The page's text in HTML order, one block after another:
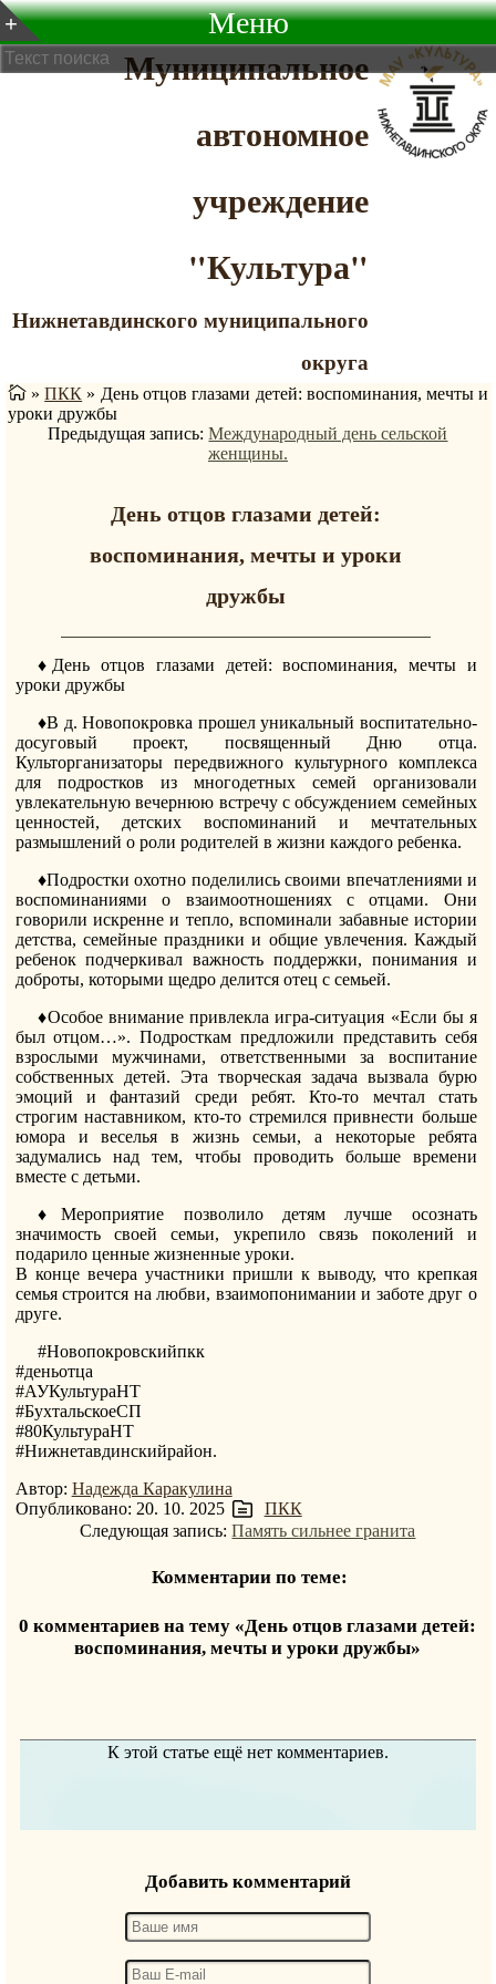
Муниципальное
автономное
учреждение
"Культура"
Нижнетавдинского муниципального
округа
Меню
» ПКК » День отцов глазами детей: воспоминания, мечты и
уроки дружбы
Предыдущая запись:Международный день сельской
женщины.
День отцов глазами детей:
воспоминания, мечты и уроки
дружбы
♦️День отцов глазами детей: воспоминания, мечты и
уроки дружбы
♦️В д. Новопокровка прошел уникальный воспитательно-
досуговый проект, посвященный Дню отца.
Культорганизаторы передвижного культурного комплекса
для подростков из многодетных семей организовали
увлекательную вечернюю встречу с обсуждением семейных
ценностей, детских воспоминаний и мечтательных
размышлений о роли родителей в жизни каждого ребенка.
♦️Подростки охотно поделились своими впечатлениями и
воспоминаниями о взаимоотношениях с отцами. Они
говорили искренне и тепло, вспоминали забавные истории
детства, семейные праздники и общие увлечения. Каждый
ребенок подчеркивал важность поддержки, понимания и
доброты, которыми щедро делится отец с семьей.
♦️Особое внимание привлекла игра-ситуация «Если бы я
был отцом…». Подросткам предложили представить себя
взрослыми мужчинами, ответственными за воспитание
собственных детей. Эта творческая задача вызвала бурю
эмоций и фантазий среди ребят. Кто-то мечтал стать
строгим наставником, кто-то стремился привнести больше
юмора и веселья в жизнь семьи, а некоторые ребята
задумались над тем, чтобы проводить больше времени
вместе с детьми.
♦️Мероприятие позволило детям лучше осознать
значимость своей семьи, укрепило связь поколений и
подарило ценные жизненные уроки.
В конце вечера участники пришли к выводу, что крепкая
семья строится на любви, взаимопонимании и заботе друг о
друге.
#Новопокровскийпкк
#деньотца
#АУКультураНТ
#БухтальскоеСП
#80КультураНТ
#Нижнетавдинскийрайон.
Автор: Надежда Каракулина
Опубликовано: 20. 10. 2025
ПКК
Следующая запись:Память сильнее гранита
Комментарии по теме:
0 комментариев на тему «День отцов глазами детей:
воспоминания, мечты и уроки дружбы»
К этой статье ещё нет комментариев.
Добавить комментарий